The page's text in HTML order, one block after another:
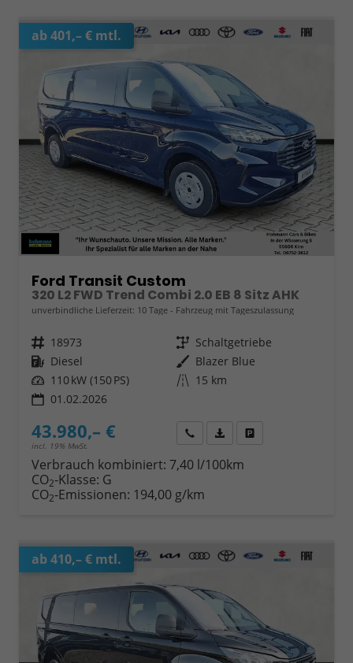
ab 401,– € mtl.
Ford Transit Custom
320 L2 FWD Trend Combi 2.0 EB 8 Sitz AHK
unverbindliche Lieferzeit: 10 Tage Fahrzeug mit Tageszulassung
Fahrzeugnr. 18973 Getriebe Schaltgetriebe
Kraftstoff Diesel Außenfarbe Blazer Blue
Leistung 110 kW (150 PS) Kilometerstand 15 km
01.02.2026
43.980,– €
incl. 19% MwSt.
Wir rufen Sie anFahrzeugexposé (PDF)
Verbrauch kombiniert: 7,40 l/100km
CO2-Klasse: G
CO2-Emissionen: 194,00 g/km
ab 410,– € mtl.